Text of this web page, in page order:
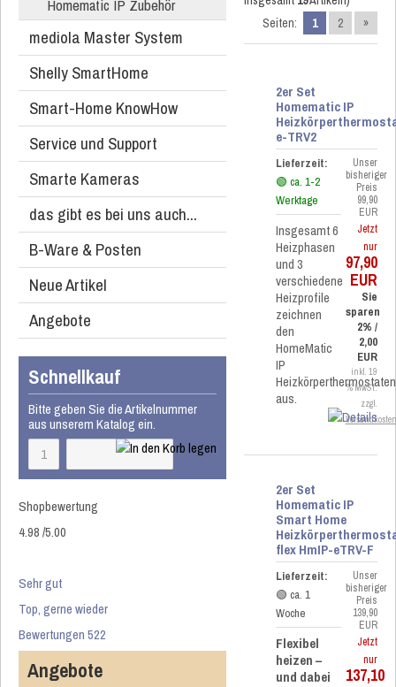
Homematic IP Zubehör
mediola Master System
Shelly SmartHome
Smart-Home KnowHow
Service und Support
Smarte Kameras
das gibt es bei uns auch...
B-Ware & Posten
Neue Artikel
Angebote
Schnellkauf
Bitte geben Sie die Artikelnummer
aus unserem Katalog ein.
Shopbewertung
4.98/5.00
Sehr gut
Top, gerne wieder
Bewertungen 522
Angebote
Seiten:
1 2 »
2er Set
Homematic IP
e-TRV2
Lieferzeit:
🟢 ca. 1-2
Werktage
Insgesamt 6
Heizphasen
und 3
verschiedene
Heizprofile
zeichnen
den
HomeMatic
IP
Heizkörperthermostaten
aus.
Unser
bisheriger
Preis
99,90
EUR
Jetzt
nur
97,90
EUR
Sie
sparen
2% /
2,00
EUR
inkl. 19
% MwSt.
zzgl.
Versandkosten
2er Set
Homematic IP
Smart Home
flex HmIP-eTRV-F
Lieferzeit:
🟢 ca. 1
Woche
Flexibel
heizen –
und dabei
Unser
bisheriger
Preis
139,90
EUR
Jetzt
nur
137,10